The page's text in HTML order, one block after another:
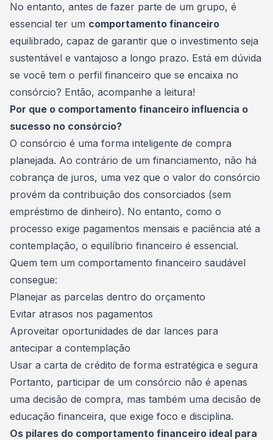
No entanto, antes de fazer parte de um grupo, é
essencial ter um comportamento financeiro
equilibrado, capaz de garantir que o investimento seja
sustentável e vantajoso a longo prazo. Está em dúvida
se você tem o perfil financeiro que se encaixa no
consórcio? Então, acompanhe a leitura!
Por que o comportamento financeiro influencia o
sucesso no consórcio?
O consórcio é uma forma inteligente de compra
planejada. Ao contrário de um financiamento, não há
cobrança de juros, uma vez que o valor do consórcio
provém da contribuição dos consorciados (sem
empréstimo de dinheiro). No entanto, como o
processo exige pagamentos mensais e paciência até a
contemplação, o equilíbrio financeiro é essencial.
Quem tem um comportamento financeiro saudável
consegue:
Planejar as parcelas dentro do orçamento
Evitar atrasos nos pagamentos
Aproveitar oportunidades de dar lances para
antecipar a contemplação
Usar a carta de crédito de forma estratégica e segura
Portanto, participar de um consórcio não é apenas
uma decisão de compra, mas também uma decisão de
educação financeira, que exige foco e disciplina.
Os pilares do comportamento financeiro ideal para